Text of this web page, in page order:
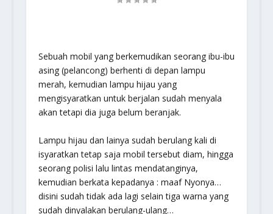
Sebuah mobil yang berkemudikan seorang ibu-ibu
asing (pelancong) berhenti di depan lampu
merah, kemudian lampu hijau yang
mengisyaratkan untuk berjalan sudah menyala
akan tetapi dia juga belum beranjak.
Lampu hijau dan lainya sudah berulang kali di
isyaratkan tetap saja mobil tersebut diam, hingga
seorang polisi lalu lintas mendatanginya,
kemudian berkata kepadanya : maaf Nyonya…
disini sudah tidak ada lagi selain tiga warna yang
sudah dinyalakan berulang-ulang…